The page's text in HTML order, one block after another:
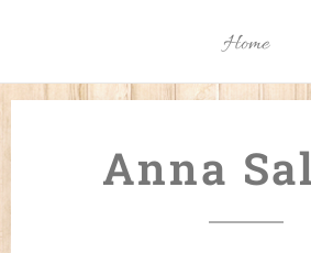
Home
Anna